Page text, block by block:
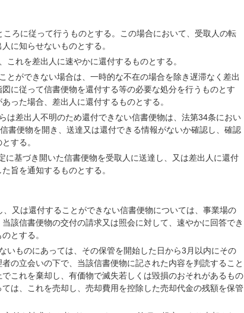
ろに従って行うものとする。この場合において、受取人の転
に知らせないものとする。
れを差出人に速やかに還付するものとする。
ができない場合は、一時的な不在の場合を除き遅滞なく差出
に従って信書便物を還付する等の必要な処分を行うものとす
った場合、差出人に還付するものとする。
差出人不明のため還付できない信書便物は、法第34条におい
書便物を開き、送達又は還付できる情報がないか確認し、確認
する。
基づき開いた信書便物を受取人に送達し、又は差出人に還付
旨を通知するものとする。
又は還付することができない信書便物については、事業場の
該信書便物の交付の請求又は照会に対して、速やかに回答でき
とする。
ものにあっては、その保管を開始した日から3月以内にその
の立会いの下で、当該信書便物に記された内容を判読すること
これを棄却し、有価物で滅失若しくは毀損のおそれがあるもの
は、これを売却し、売却費用を控除した売却代金の残額を保管